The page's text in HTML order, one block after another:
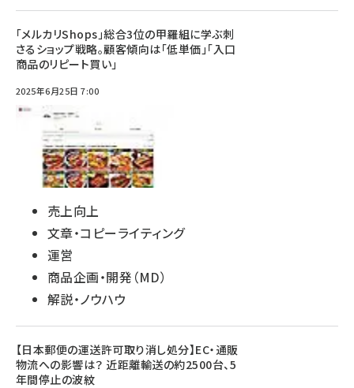
「メルカリShops」総合3位の甲羅組に学ぶ刺
さるショップ戦略。顧客傾向は「低単価」「入口
商品のリピート買い」
2025年6月25日 7:00
売上向上
文章・コピーライティング
運営
商品企画・開発（MD）
解説・ノウハウ
【日本郵便の運送許可取り消し処分】EC・通販
物流への影響は？ 近距離輸送の約2500台、5
年間停止の波紋